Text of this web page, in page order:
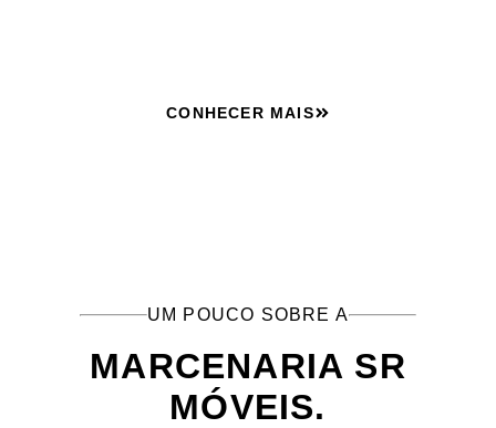
CONHECER MAIS
UM POUCO SOBRE A
MARCENARIA SR
MÓVEIS.